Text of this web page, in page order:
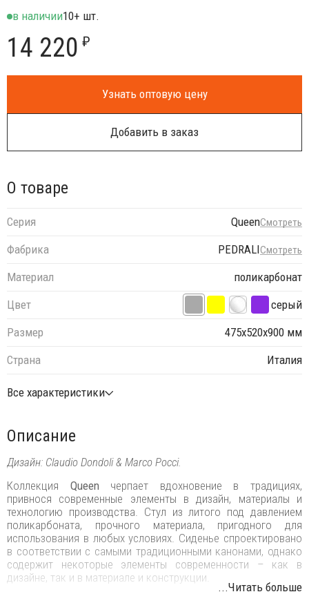
в наличии10+ шт.
14 220 ₽
Узнать оптовую цену
Добавить в заказ
О товаре
Серия QueenСмотреть
Фабрика PEDRALIСмотреть
Материал
поликарбонат
Цвет
серый
Размер
475х520х900 мм
Страна
Италия
Все характеристики
Описание
Дизайн: Claudio Dondoli & Marco Pocci.
Коллекция Queen черпает вдохновение в традициях,
привнося современные элементы в дизайн, материалы и
технологию производства. Стул из литого под давлением
поликарбоната, прочного материала, пригодного для
использования в любых условиях. Сиденье спроектировано
в соответствии с самыми традиционными канонами, однако
содержит некоторые элементы современности – как в
дизайне, так и в материале и конструкции.
...Читать больше